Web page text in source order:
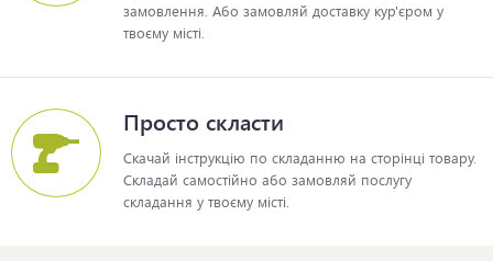
замовлення. Або замовляй доставку кур'єром у
твоєму місті.
Просто скласти
Скачай інструкцію по складанню на сторінці товару.
Складай самостійно або замовляй послугу
складання у твоєму місті.